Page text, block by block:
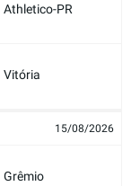
Athletico-PR
Vitória
15/08/2026
Grêmio